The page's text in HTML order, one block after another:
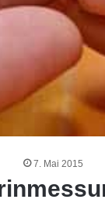
7. Mai 2015